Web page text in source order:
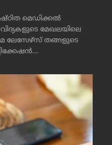
മെഡിക്കൽ
മേഖലയിലെ
തങ്ങളുടെ